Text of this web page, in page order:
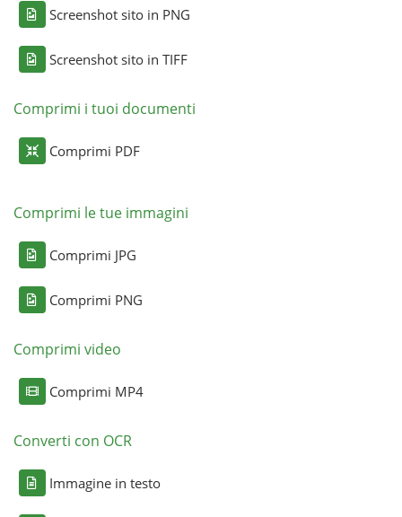
Screenshot sito in PNG
Screenshot sito in TIFF
Comprimi i tuoi documenti
Comprimi PDF
Comprimi le tue immagini
Comprimi JPG
Comprimi PNG
Comprimi video
Comprimi MP4
Converti con OCR
Immagine in testo